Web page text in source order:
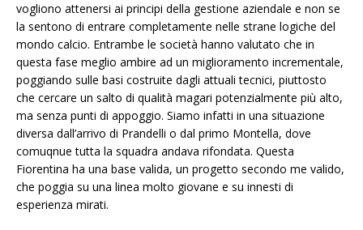
vogliono attenersi ai principi della gestione aziendale e non se
la sentono di entrare completamente nelle strane logiche del
mondo calcio. Entrambe le società hanno valutato che in
questa fase meglio ambire ad un miglioramento incrementale,
poggiando sulle basi costruite dagli attuali tecnici, piuttosto
che cercare un salto di qualità magari potenzialmente più alto,
ma senza punti di appoggio. Siamo infatti in una situazione
diversa dall’arrivo di Prandelli o dal primo Montella, dove
comuqnue tutta la squadra andava rifondata. Questa
Fiorentina ha una base valida, un progetto secondo me valido,
che poggia su una linea molto giovane e su innesti di
esperienza mirati.